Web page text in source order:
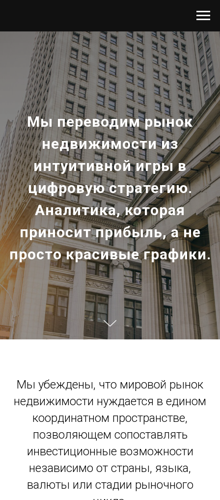
Мы переводим рынок
недвижимости из
интуитивной игры в
цифровую стратегию.
Аналитика, которая
приносит прибыль, а не
просто красивые графики.
Мы убеждены, что мировой рынок
недвижимости нуждается в едином
координатном пространстве,
позволяющем сопоставлять
инвестиционные возможности
независимо от страны, языка,
валюты или стадии рыночного